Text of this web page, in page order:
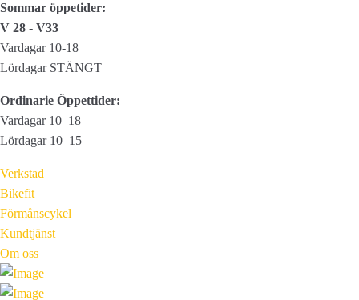
Sommar öppetider:
V 28 - V33
Vardagar 10-18
Lördagar STÄNGT
Ordinarie Öppettider:
Vardagar 10–18
Lördagar 10–15
Verkstad
Bikefit
Förmånscykel
Kundtjänst
Om oss